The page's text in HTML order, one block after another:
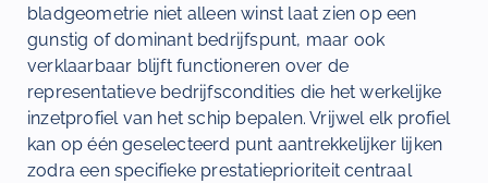
bladgeometrie niet alleen winst laat zien op een
gunstig of dominant bedrijfspunt, maar ook
verklaarbaar blijft functioneren over de
representatieve bedrijfscondities die het werkelijke
inzetprofiel van het schip bepalen. Vrijwel elk profiel
kan op één geselecteerd punt aantrekkelijker lijken
zodra een specifieke prestatieprioriteit centraal